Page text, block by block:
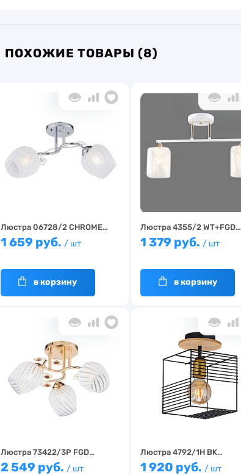
ПОХОЖИЕ ТОВАРЫ (8)
Люстра 06728/2 CHROME…
1 659 руб. / шт
в корзину
Люстра 4355/2 WT+FGD…
1 379 руб. / шт
в корзину
Люстра 73422/3P FGD…
2 549 руб. / шт
Люстра 4792/1H BK…
1 920 руб. / шт